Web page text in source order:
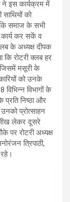
ने इस कार्यक्रम में
को
समाज के सभी
कर सकें व
के अध्यक्ष दीपक
रोटरी क्लब हर
मसूरी के
को उनके
विभागों के
प्रति निष्ठा और
प्रोत्साहन
लेकर दूसरे
पर रोटरी अध्यक्ष
त्रिपाठी,